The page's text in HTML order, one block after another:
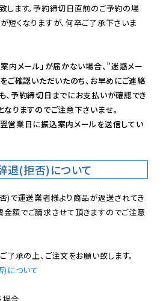
します。予約締切日直前のご予約の場
短くなりますが、何卒ご了承下さいま
案内メール」が届かない場合、”迷惑メー
ご確認いただいたのち、お早めにご連絡
、予約締切日までにお支払いが確認でき
なりますのでご注意下さいませ。
営業日に振込案内メールを送信してい
退(拒否)について
)で運送業者様より商品が返送されてき
額でご請求させて頂きますのでご注意
)について